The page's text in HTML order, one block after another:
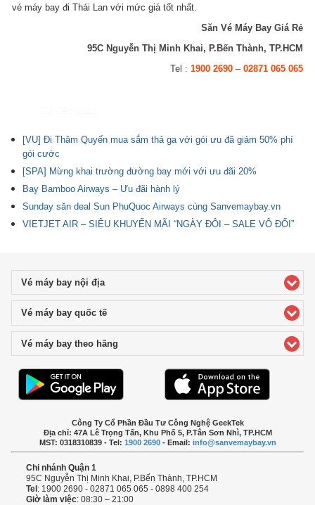
vé máy bay đi Thái Lan với mức giá tốt nhất.
Săn Vé Máy Bay Giá Rẻ
95C Nguyễn Thị Minh Khai, P.Bến Thành, TP.HCM
Tel : 1900 2690– 02871 065 065
[VU] Đi Thâm Quyến mua sắm thả ga với gói ưu đã giảm 50% phí
gói cước
[SPA] Mừng khai trường đường bay mới với ưu đãi 20%
Bay Bamboo Airways – Ưu đãi hành lý
Sunday săn deal Sun PhuQuoc Airways cùng Sanvemaybay.vn
VIETJET AIR – SIÊU KHUYẾN MÃI “NGÀY ĐÔI – SALE VÔ ĐỐI”
Vé máy bay nội địaclick to expand contents
Vé máy bay quốc tếclick to expand contents
Vé máy bay theo hãng
Công Ty Cổ Phần Đầu Tư Công Nghệ GeekTek
Địa chỉ: 47A Lê Trọng Tấn, Khu Phố 5, P.Tân Sơn Nhì, TP.HCM
MST: 0318310839 - Tel: 1900 2690- Email: info@sanvemaybay.vn
Chi nhánh Quận 1
95C Nguyễn Thị Minh Khai, P.Bến Thành, TP.HCM
Tel : 1900 2690 - 02871 065 065 - 0898 400 254
Giờ làm việc: 08:30 – 21:00